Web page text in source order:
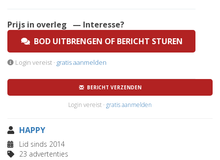
Prijs in overleg
— Interesse?
BOD UITBRENGEN OF BERICHT STUREN
Login vereist · gratis aanmelden
BERICHT VERZENDEN
Login vereist · gratis aanmelden
HAPPY
Lid sinds 2014
23 advertenties